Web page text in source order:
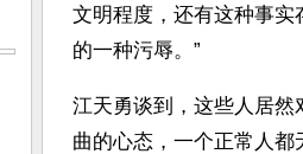
文明程度，还有这种事实
的一种污辱。”
江天勇谈到，这些人居然
曲的心态，一个正常人